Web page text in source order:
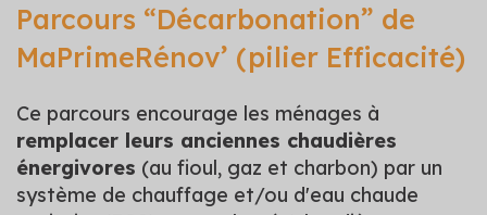
Parcours “Décarbonation” de
MaPrimeRénov’ (pilier Efficacité)
Ce parcours encourage les ménages à
remplacer leurs anciennes chaudières
énergivores (au fioul, gaz et charbon) par un
système de chauffage et/ou d'eau chaude